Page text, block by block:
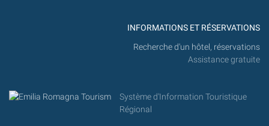
INFORMATIONS ET RÉSERVATIONS
Recherche d'un hôtel, réservations
Assistance gratuite
Système d'Information Touristique
Régional